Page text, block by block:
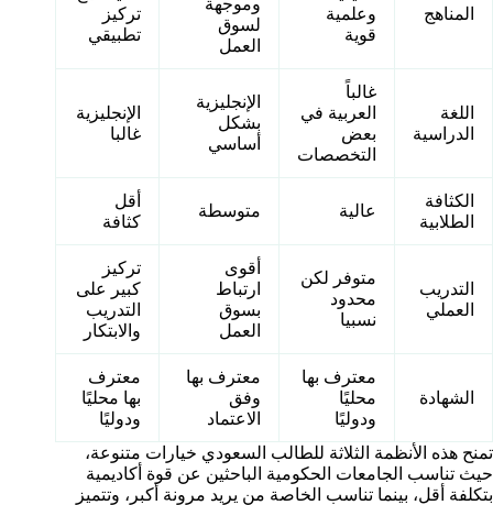
المناهج
وعلمية
قوية
لسوق
العمل
تركيز
تطبيقي
اللغة
الدراسية
غالباً
العربية في
بعض
التخصصات
الإنجليزية
بشكل
أساسي
الإنجليزية
غالبا
الكثافة
الطلابية
عالية متوسطة
أقل
كثافة
التدريب
العملي
متوفر لكن
محدود
نسبيا
أقوى
ارتباط
بسوق
العمل
تركيز
كبير على
التدريب
والابتكار
الشهادة
معترف بها
محليًا
ودوليًا
معترف بها
وفق
الاعتماد
معترف
بها محليًا
ودوليًا
تمنح هذه الأنظمة الثلاثة للطالب السعودي خيارات متنوعة،
حيث تناسب الجامعات الحكومية الباحثين عن قوة أكاديمية
بتكلفة أقل، بينما تناسب الخاصة من يريد مرونة أكبر، وتتميز